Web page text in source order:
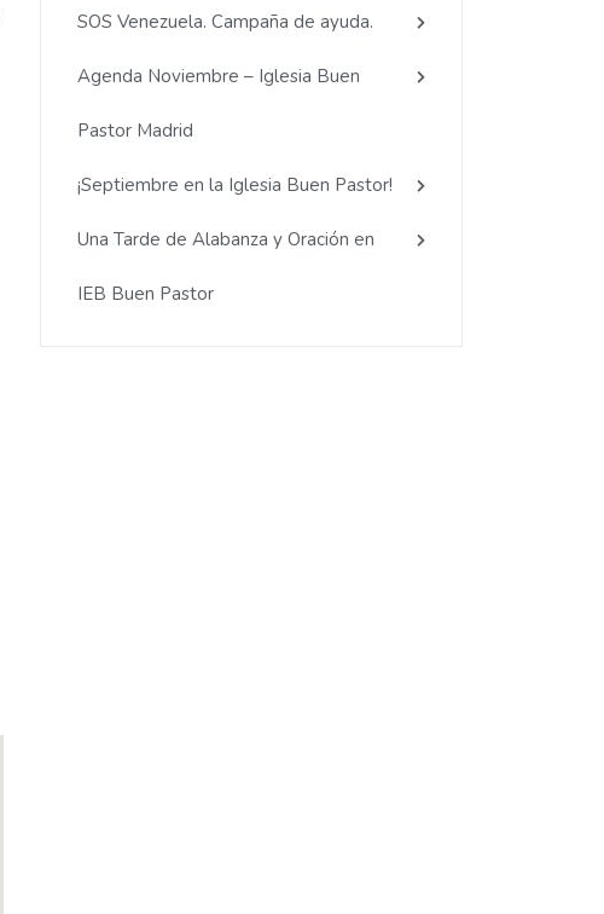
SOS Venezuela. Campaña de ayuda.
Agenda Noviembre – Iglesia Buen
Pastor Madrid
¡Septiembre en la Iglesia Buen Pastor!
Una Tarde de Alabanza y Oración en
IEB Buen Pastor